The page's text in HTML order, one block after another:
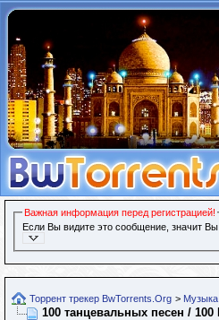
Важная информация перед регистрацией!
Если Вы видите это сообщение, значит
Торрент трекер BwTorrents.Org > Музыка
100 танцевальных песен / 100